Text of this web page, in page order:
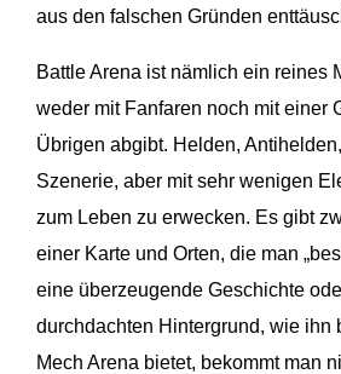
aus den falschen Gründen
Battle Arena ist nämlich ein reines
weder mit Fanfaren noch mit einer
Übrigen abgibt. Helden,
Szenerie, aber mit sehr wenigen
zum Leben zu erwecken. Es gibt
einer Karte und Orten, die man
eine überzeugende Geschichte
durchdachten Hintergrund, wie ihn
Mech Arena bietet, bekommt man